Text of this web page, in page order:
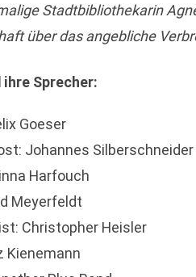
Stadtbibliothekarin
über das angebliche
ihre Sprecher:
Goeser
Johannes Silberschneider
Harfouch
Meyerfeldt
Christopher Heisler
Kienemann